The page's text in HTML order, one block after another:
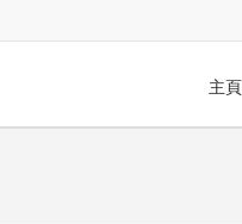
主頁